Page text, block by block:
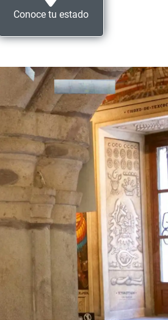
Conoce tu estado